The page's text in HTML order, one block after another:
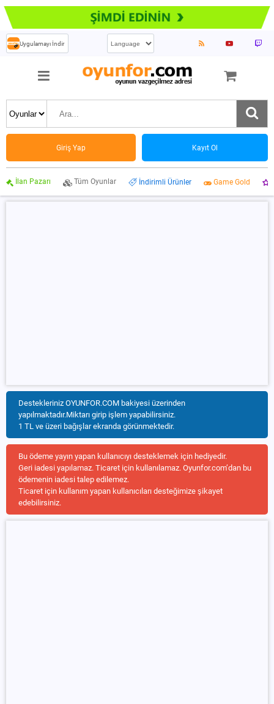
Uygulamayı İndir
Giriş Yap Kayıt Ol
İlan Pazarı Tüm Oyunlar İndirimli Ürünler Game Gold
Destekleriniz OYUNFOR.COM bakiyesi üzerinden
yapılmaktadır.Miktarı girip işlem yapabilirsiniz.
1 TL ve üzeri bağışlar ekranda görünmektedir.
Bu ödeme yayın yapan kullanıcıyı desteklemek için hediyedir.
Geri iadesi yapılamaz. Ticaret için kullanılamaz. Oyunfor.com’dan bu
ödemenin iadesi talep edilemez.
Ticaret için kullanım yapan kullanıcıları desteğimize şikayet
edebilirsiniz.